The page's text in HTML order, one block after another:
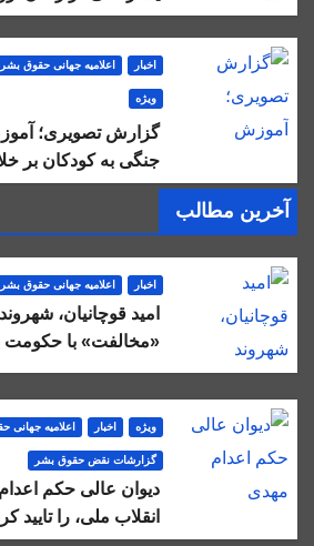
اخبار اعلاميه جهانی حقوق بشر
ویژه
گزارش تصویری؛ آموزش
جنگی به کودکان بر
کودک در تهران
آخرین مطالب
اخبار اعلاميه جهانی حقوق بشر
امید قوچانیان، شهروند
محکوم شد
ویژه اخبار اعلاميه جهانی
گزارشات نقض حقوق بشر
دیوان عالی حکم
انقلاب ملی، را تایید کرد